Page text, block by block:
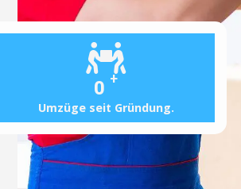
0 +
Umzüge seit Gründung.